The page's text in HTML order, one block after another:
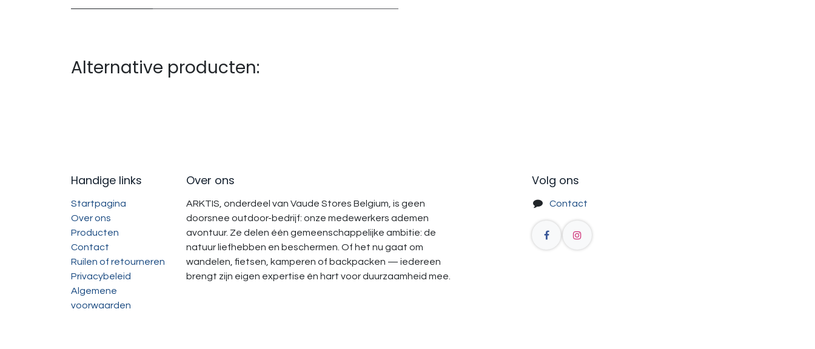
Alternative producten:
Handige links
Startpagina
Over ons
Producten
Contact
Ruilen of retourneren
Privacybeleid
Algemene
voorwaarden
Over ons
ARKTIS, onderdeel van Vaude Stores Belgium, is geen
doorsnee outdoor-bedrijf: onze medewerkers ademen
avontuur. Ze delen één gemeenschappelijke ambitie: de
natuur liefhebben en beschermen. Of het nu gaat om
wandelen, fietsen, kamperen of backpacken — iedereen
brengt zijn eigen expertise én hart voor duurzaamheid mee.
Volg ons
Contact